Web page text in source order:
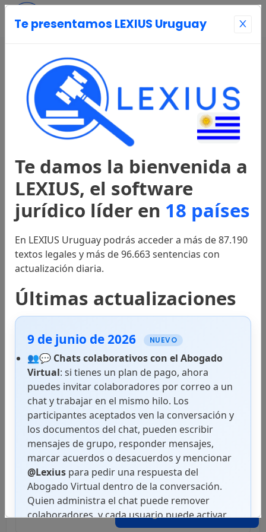
Abogado Virtual
Te presentamos LEXIUS Uruguay
Te damos la bienvenida a
LEXIUS, el software
jurídico líder en 18 países
En LEXIUS Uruguay podrás acceder a más de 87.190
textos legales y más de 96.663 sentencias con
actualización diaria.
Últimas actualizaciones
9 de junio de 2026 NUEVO
👥💬 Chats colaborativos con el Abogado
Virtual: si tienes un plan de pago, ahora
puedes invitar colaboradores por correo a un
chat y trabajar en el mismo hilo. Los
participantes aceptados ven la conversación y
los documentos del chat, pueden escribir
mensajes de grupo, responder mensajes,
marcar acuerdos o desacuerdos y mencionar
@Lexius para pedir una respuesta del
Abogado Virtual dentro de la conversación.
Quien administra el chat puede remover
colaboradores, y cada usuario puede activar
notificaciones push en superficies
Página Principal
Entrar
Registrarse
Legislación
Constitución
Códigos
Leyes
Decretos
Reglamentos